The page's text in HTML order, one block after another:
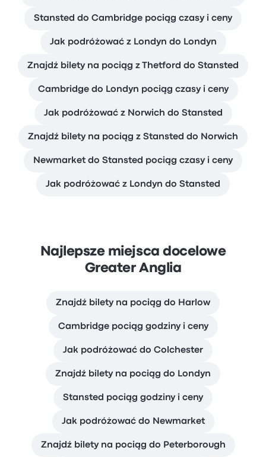
Stansted do Cambridge pociąg czasy i ceny
Jak podróżować z Londyn do Londyn
Znajdź bilety na pociąg z Thetford do Stansted
Cambridge do Londyn pociąg czasy i ceny
Jak podróżować z Norwich do Stansted
Znajdź bilety na pociąg z Stansted do Norwich
Newmarket do Stansted pociąg czasy i ceny
Jak podróżować z Londyn do Stansted
Najlepsze miejsca docelowe
Greater Anglia
Znajdź bilety na pociąg do Harlow
Cambridge pociąg godziny i ceny
Jak podróżować do Colchester
Znajdź bilety na pociąg do Londyn
Stansted pociąg godziny i ceny
Jak podróżować do Newmarket
Znajdź bilety na pociąg do Peterborough